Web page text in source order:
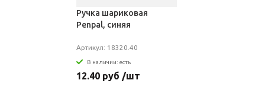
Ручка шариковая
Penpal, синяя
Артикул: 18320.40
В наличии: есть
12.40 руб /шт